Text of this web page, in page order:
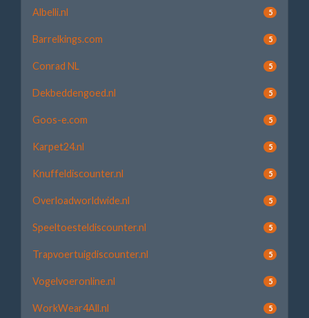
Albelli.nl 5
Barrelkings.com 5
Conrad NL 5
Dekbeddengoed.nl 5
Goos-e.com 5
Karpet24.nl 5
Knuffeldiscounter.nl 5
Overloadworldwide.nl 5
Speeltoesteldiscounter.nl 5
Trapvoertuigdiscounter.nl 5
Vogelvoeronline.nl 5
WorkWear4All.nl 5